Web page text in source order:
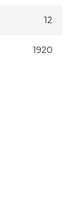
12
1920